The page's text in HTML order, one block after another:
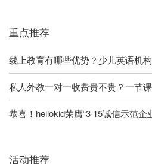
重点推荐
线上教育有哪些优势？少儿英语机
私人外教一对一收费贵不贵？一节
恭喜！hellokid荣膺“3·15诚信示范企
活动推荐